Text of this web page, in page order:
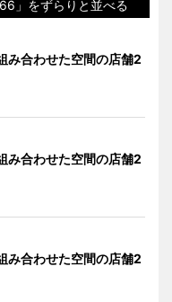
」をずらりと並べる
み合わせた空間の店舗2
み合わせた空間の店舗2
み合わせた空間の店舗2